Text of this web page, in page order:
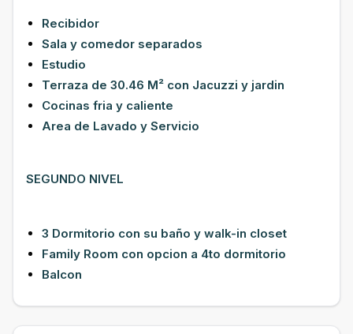
Recibidor
Sala y comedor separados
Estudio
Terraza de 30.46 M² con Jacuzzi y jardin
Cocinas fria y caliente
Area de Lavado y Servicio
SEGUNDO NIVEL
3 Dormitorio con su baño y walk-in closet
Family Room con opcion a 4to dormitorio
Balcon